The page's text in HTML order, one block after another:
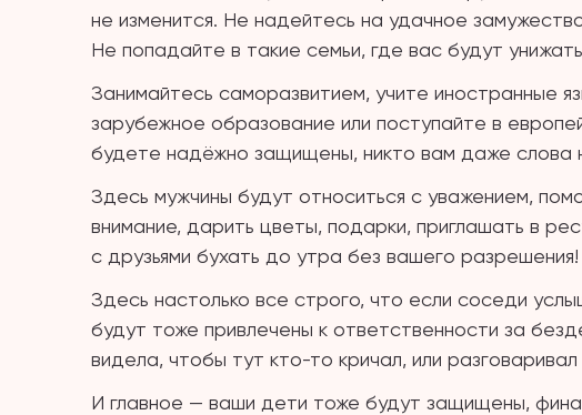
не изменится. Не надейтесь на удачное
Не попадайте в такие семьи, где вас будут
Занимайтесь саморазвитием, учите иностранные
зарубежное образование или поступайте в
будете надёжно защищены, никто вам даже слова
Здесь мужчины будут относиться с уважением,
внимание, дарить цветы, подарки, приглашать в
с друзьями бухать до утра без вашего разрешения!
Здесь настолько все строго, что если соседи
будут тоже привлечены к ответственности за
видела, чтобы тут кто-то кричал, или
И главное — ваши дети тоже будут защищены,